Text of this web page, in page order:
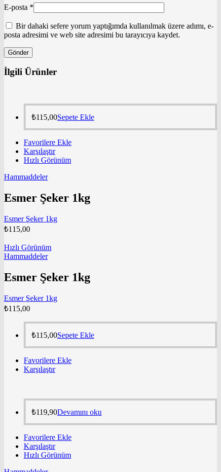
E-posta *
Bir dahaki sefere yorum yaptığımda kullanılmak üzere adımı, e-
posta adresimi ve web site adresimi bu tarayıcıya kaydet.
İlgili Ürünler
₺115,00Sepete Ekle
Favorilere Ekle
Karşılaştır
Hızlı Görünüm
Hammaddeler
Esmer Şeker 1kg
Esmer Şeker 1kg
₺115,00
Hızlı Görünüm
Hammaddeler
Esmer Şeker 1kg
Esmer Şeker 1kg
₺115,00
₺115,00Sepete Ekle
Favorilere Ekle
Karşılaştır
₺119,90Devamını oku
Favorilere Ekle
Karşılaştır
Hızlı Görünüm